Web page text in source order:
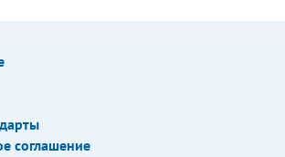
соглашение